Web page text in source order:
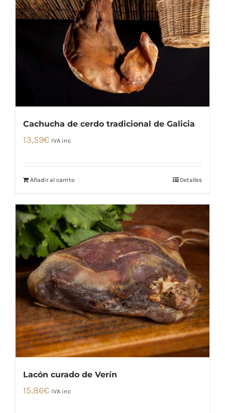
Cachucha de cerdo tradicional de Galicia
13,59€ IVA inc
Añadir al carrito Detalles
Lacón curado de Verín
15,86€ IVA inc